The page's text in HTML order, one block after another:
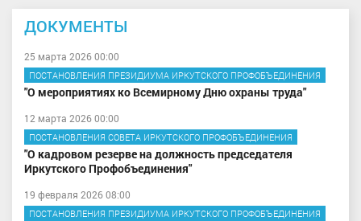
ДОКУМЕНТЫ
25 марта 2026 00:00
ПОСТАНОВЛЕНИЯ ПРЕЗИДИУМА ИРКУТСКОГО ПРОФОБЪЕДИНЕНИЯ
"О мероприятиях ко Всемирному Дню охраны труда"
12 марта 2026 00:00
ПОСТАНОВЛЕНИЯ СОВЕТА ИРКУТСКОГО ПРОФОБЪЕДИНЕНИЯ
"О кадровом резерве на должность председателя
Иркутского Профобъединения"
19 февраля 2026 08:00
ПОСТАНОВЛЕНИЯ ПРЕЗИДИУМА ИРКУТСКОГО ПРОФОБЪЕДИНЕНИЯ